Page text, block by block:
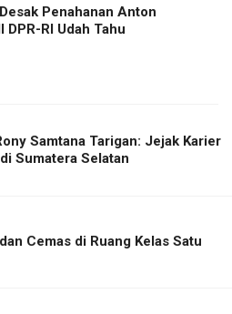
Penahanan Anton
DPR-RI Udah Tahu
Samtana Tarigan: Jejak Karier
Sumatera Selatan
Cemas di Ruang Kelas Satu